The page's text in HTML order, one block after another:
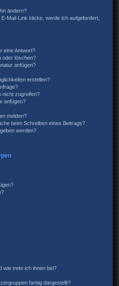
ändern?
Mail-Link klicke, werde ich aufgefordert,
eine Antwort?
oder löschen?
anfügen?
erstellen?
nicht zugreifen?
anfügen?
melden?
beim Schreiben eines Beitrags?
werden?
wie trete ich ihnen bei?
farbig dargestellt?